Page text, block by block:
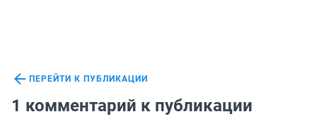
ПЕРЕЙТИ К ПУБЛИКАЦИИ
1 комментарий к публикации